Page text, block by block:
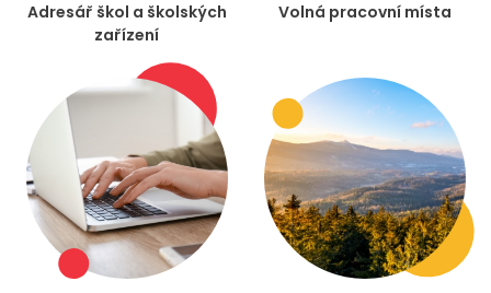
Adresář škol a školských
zařízení
Volná pracovní místa